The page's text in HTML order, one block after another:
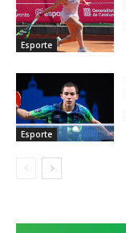
Esporte
Esporte